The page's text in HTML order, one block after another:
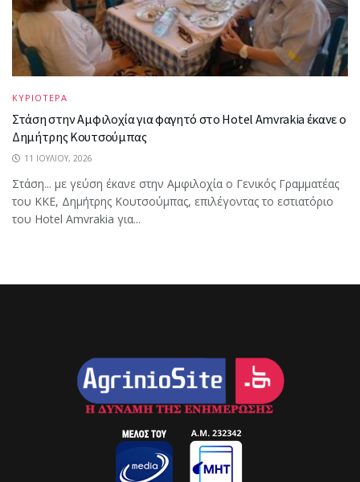
ΚΥΡΙΟΤΕΡΑ
Στάση στην Αμφιλοχία για φαγητό στο Hotel Amvrakia έκανε ο
Δημήτρης Κουτσούμπας
11 ΙΟΥΛΊΟΥ, 2026
Στάση... με γεύση έκανε στην Αμφιλοχία ο Γενικός Γραμματέας
του ΚΚΕ, Δημήτρης Κουτσούμπας, επιλέγοντας το εστιατόριο
του Hotel Amvrakia για...